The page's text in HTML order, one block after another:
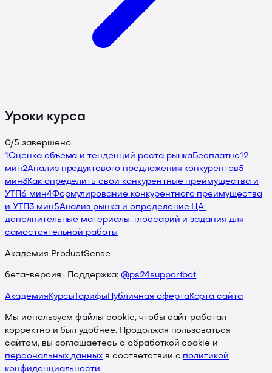
Уроки курса
0/5 завершено
1 Оценка объема и тенденций роста рынкаБесплатно12
мин2Анализ продуктового предложения конкурентов5
мин3Как определить свои конкурентные преимущества и
УТП 6 мин4Формулирование конкурентного преимущества
и УТП 3 мин5Анализ рынка и определение ЦА:
дополнительные материалы, глоссарий и задания для
самостоятельной работы
Академия ProductSense
бета-версия · Поддержка: @ps24supportbot
Академия Курсы Тарифы Публичная офертаКарта сайта
Мы используем файлы cookie, чтобы сайт работал
корректно и был удобнее. Продолжая пользоваться
сайтом, вы соглашаетесь с обработкой cookie и
персональных данных в соответствии с политикой
конфиденциальности.